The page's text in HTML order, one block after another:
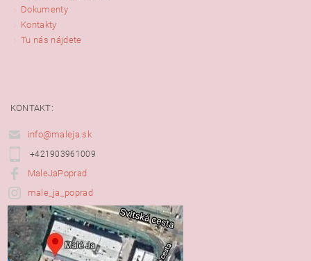
Dokumenty
Kontakty
Tu nás nájdete
KONTAKT:
info@maleja.sk
+421903961009
MaleJaPoprad
male_ja_poprad